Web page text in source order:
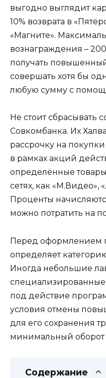
выгодно выглядит
10% возврата в
«Магните».
вознаграждения –
получать
совершать хотя бы
любую сумму с
Не стоит сбрасывать
Совкомбанка. Их
рассрочку на
в рамках акций
определённые
сетях, как «М.Видео»,
Проценты
можно потратить на
Перед оформлением
определяет
Иногда небольшие
под действие
условия отмены
для его сохранения
минимальный оборот
Содержание